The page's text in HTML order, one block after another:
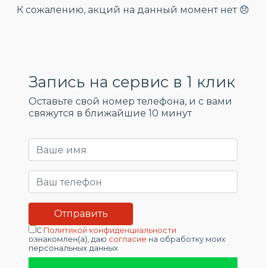
К сожалению, акций на данный момент нет 😞
Запись на сервис в 1 клик
Оставьте свой номер телефона, и c вами
свяжутся в ближайшие 10 минут
С Политикой конфиденциальности
ознакомлен(а), даю согласие на обработку моих
персональных данных